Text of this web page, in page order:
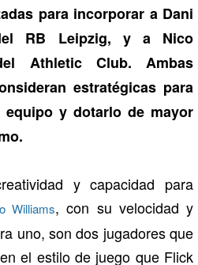
para incorporar a Dani
RB Leipzig, y a Nico
Athletic Club. Ambas
estratégicas para
y dotarlo de mayor
y capacidad para
Williams, con su velocidad y
uno, son dos jugadores que
el estilo de juego que Flick